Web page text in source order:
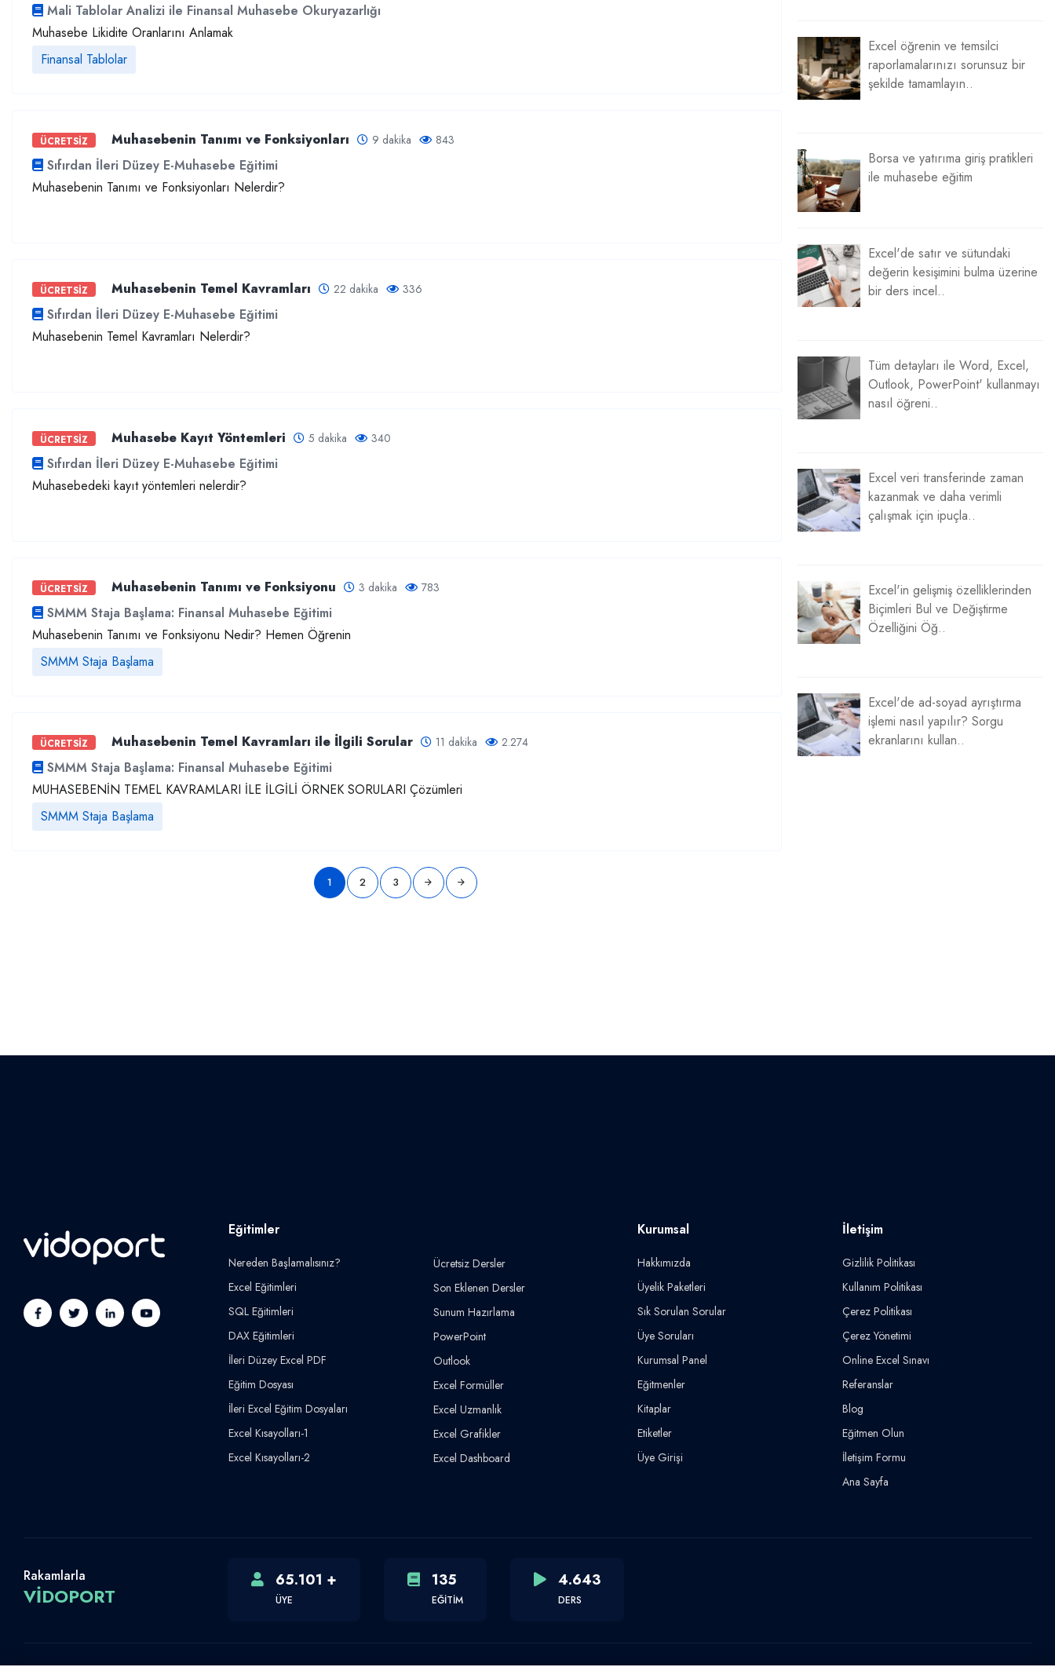
Mali Tablolar Analizi ile Finansal Muhasebe Okuryazarlığı
Muhasebe Likidite Oranlarını Anlamak
Finansal Tablolar
ÜCRETSİZ Muhasebenin Tanımı ve Fonksiyonları 9 dakika 843
Sıfırdan İleri Düzey E-Muhasebe Eğitimi
Muhasebenin Tanımı ve Fonksiyonları Nelerdir?
ÜCRETSİZ Muhasebenin Temel Kavramları 22 dakika 336
Sıfırdan İleri Düzey E-Muhasebe Eğitimi
Muhasebenin Temel Kavramları Nelerdir?
ÜCRETSİZ Muhasebe Kayıt Yöntemleri 5 dakika 340
Sıfırdan İleri Düzey E-Muhasebe Eğitimi
Muhasebedeki kayıt yöntemleri nelerdir?
ÜCRETSİZ Muhasebenin Tanımı ve Fonksiyonu 3 dakika 783
SMMM Staja Başlama: Finansal Muhasebe Eğitimi
Muhasebenin Tanımı ve Fonksiyonu Nedir? Hemen Öğrenin
SMMM Staja Başlama
ÜCRETSİZ Muhasebenin Temel Kavramları ile İlgili Sorular 11 dakika 2.274
SMMM Staja Başlama: Finansal Muhasebe Eğitimi
MUHASEBENİN TEMEL KAVRAMLARI İLE İLGİLİ ÖRNEK SORULARI Çözümleri
SMMM Staja Başlama
1 2 3
Excel öğrenin ve temsilci
raporlamalarınızı sorunsuz bir
şekilde tamamlayın..
Borsa ve yatırıma giriş pratikleri
ile muhasebe eğitim
Excel'de satır ve sütundaki
değerin kesişimini bulma üzerine
bir ders incel..
Tüm detayları ile Word, Excel,
Outlook, PowerPoint' kullanmayı
nasıl öğreni..
Excel veri transferinde zaman
kazanmak ve daha verimli
çalışmak için ipuçla..
Excel'in gelişmiş özelliklerinden
Biçimleri Bul ve Değiştirme
Özelliğini Öğ..
Excel'de ad-soyad ayrıştırma
işlemi nasıl yapılır? Sorgu
ekranlarını kullan..
Eğitimler
Nereden Başlamalısınız?
Excel Eğitimleri
SQL Eğitimleri
DAX Eğitimleri
İleri Düzey Excel PDF
Eğitim Dosyası
İleri Excel Eğitim Dosyaları
Excel Kısayolları-1
Excel Kısayolları-2
Ücretsiz Dersler
Son Eklenen Dersler
Sunum Hazırlama
PowerPoint
Outlook
Excel Formüller
Excel Uzmanlık
Excel Grafikler
Excel Dashboard
Kurumsal
Hakkımızda
Üyelik Paketleri
Sık Sorulan Sorular
Üye Soruları
Kurumsal Panel
Eğitmenler
Kitaplar
Etiketler
Üye Girişi
İletişim
Gizlilik Politikası
Kullanım Politikası
Çerez Politikası
Çerez Yönetimi
Online Excel Sınavı
Referanslar
Blog
Eğitmen Olun
İletişim Formu
Ana Sayfa
Rakamlarla
VİDOPORT
65.101 +
ÜYE
135
EĞİTİM
4.643
DERS